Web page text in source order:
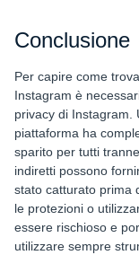
Conclusione
Per capire come
Instagram è
privacy di Instagram.
piattaforma ha
sparito per tutti
indiretti possono
stato catturato prima
le protezioni o
essere rischioso e
utilizzare sempre